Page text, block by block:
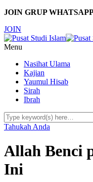
JOIN GRUP
JOIN
Menu
Nasihat Ulama
Kajian
Yaumul Hisab
Sirah
Ibrah
Tahukah Anda
Allah Benci
Ini